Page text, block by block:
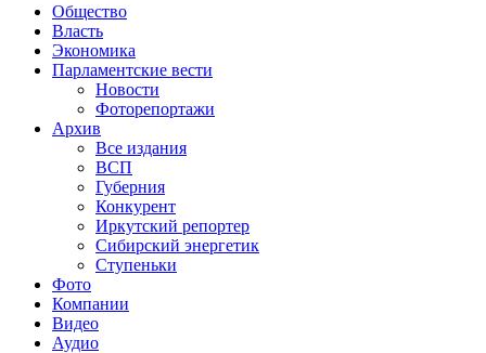
Общество
Власть
Экономика
Парламентские вести
Новости
Фоторепортажи
Архив
Все издания
ВСП
Губерния
Конкурент
Иркутский репортер
Сибирский энергетик
Ступеньки
Фото
Компании
Видео
Аудио